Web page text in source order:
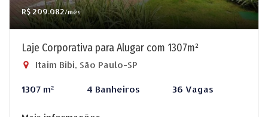
R$ 209.082/mês
Laje Corporativa para Alugar com 1307m²
Itaim Bibi, São Paulo-SP
1307 m² 4 Banheiros 36 Vagas